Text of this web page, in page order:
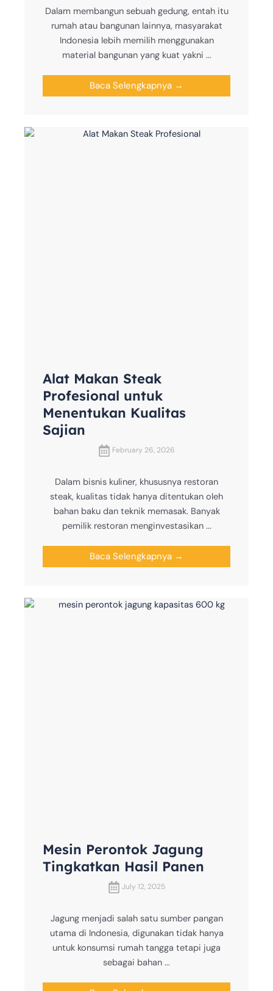
Dalam membangun sebuah gedung, entah itu
rumah atau bangunan lainnya, masyarakat
Indonesia lebih memilih menggunakan
material bangunan yang kuat yakni ...
Baca Selengkapnya →
Alat Makan Steak
Profesional untuk
Menentukan Kualitas
Sajian
February 26, 2026
Dalam bisnis kuliner, khususnya restoran
steak, kualitas tidak hanya ditentukan oleh
bahan baku dan teknik memasak. Banyak
pemilik restoran menginvestasikan ...
Baca Selengkapnya →
Mesin Perontok Jagung
Tingkatkan Hasil Panen
July 12, 2025
Jagung menjadi salah satu sumber pangan
utama di Indonesia, digunakan tidak hanya
untuk konsumsi rumah tangga tetapi juga
sebagai bahan ...